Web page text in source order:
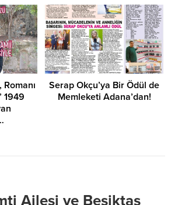
1949
Serap Okçu’ya Bir Ödül de
Memleketi Adana’dan!
Ailesi ve Beşiktaş